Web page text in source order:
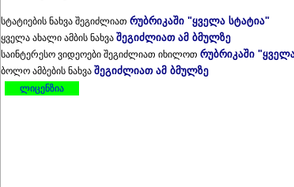
სტატიების ნახვა შეგიძლიათ რუბრიკაში "ყველა სტატია"
ყველა ახალი ამბის ნახვა შეგიძლიათ ამ ბმულზე
საინტერესო ვიდეოები შეგიძლიათ იხილოთ რუბრიკაში
ბოლო ამბების ნახვა შეგიძლიათ ამ ბმულზე
ლიცენზია